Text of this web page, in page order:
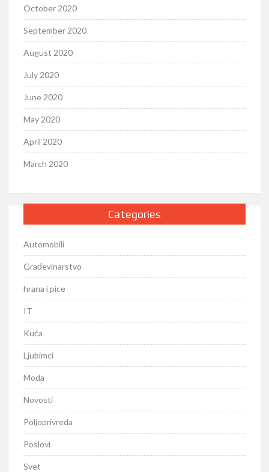
October 2020
September 2020
August 2020
July 2020
June 2020
May 2020
April 2020
March 2020
Categories
Automobili
Građevinarstvo
hrana i pice
IT
Kuća
Ljubimci
Moda
Novosti
Poljoprivreda
Poslovi
Svet